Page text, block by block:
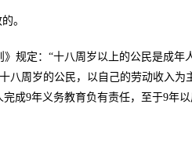
。
规定：“十八周岁以上的公民是成年
八周岁的公民，以自己的劳动收入为
成9年义务教育负有责任，至于9年